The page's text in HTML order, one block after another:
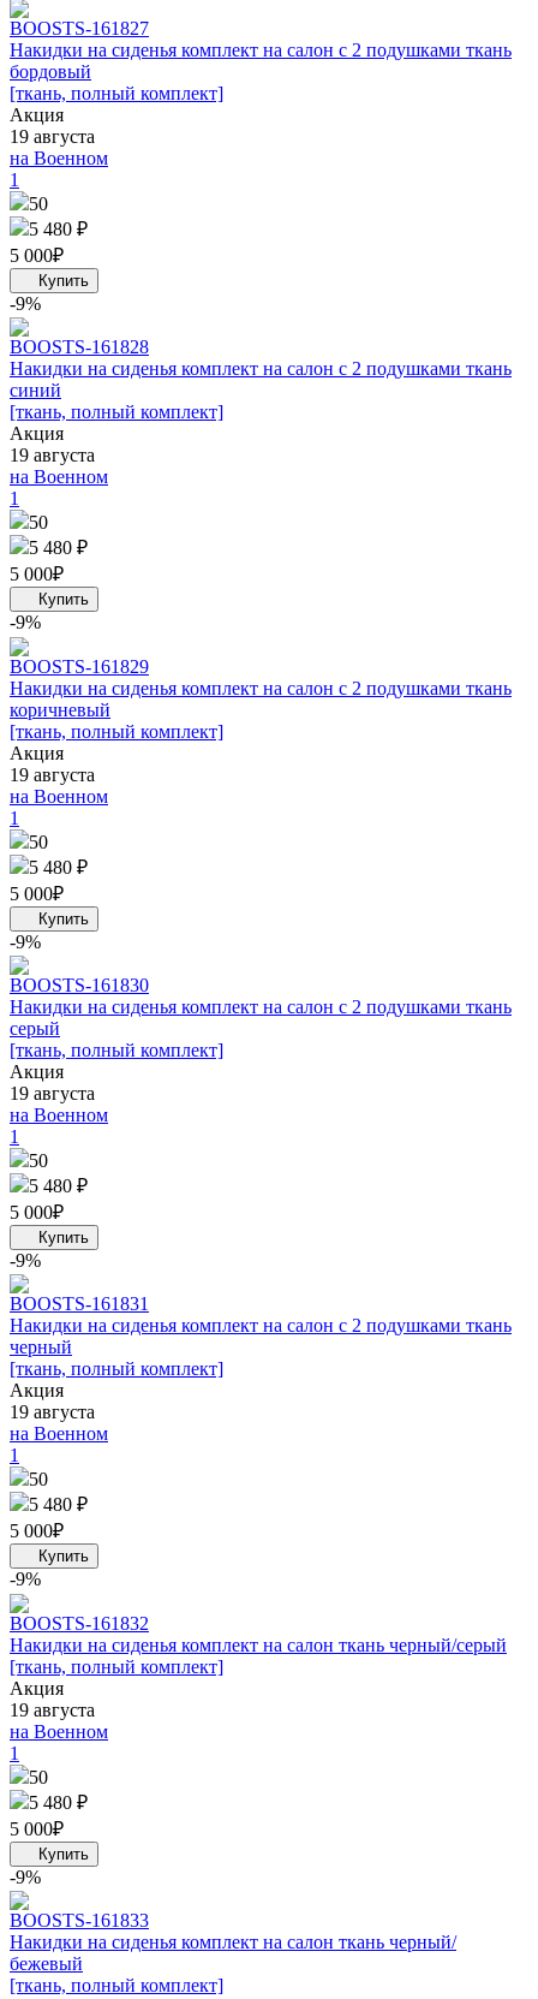
BOOSTS-161827
Накидки на сиденья комплект на салон с 2 подушками ткань
бордовый
[ткань, полный комплект]
Акция
19 августа
на Военном
1
50
5 480 ₽
5 000₽
-9%
BOOSTS-161828
Накидки на сиденья комплект на салон с 2 подушками ткань
синий
[ткань, полный комплект]
Акция
19 августа
на Военном
1
50
5 480 ₽
5 000₽
-9%
BOOSTS-161829
Накидки на сиденья комплект на салон с 2 подушками ткань
коричневый
[ткань, полный комплект]
Акция
19 августа
на Военном
1
50
5 480 ₽
5 000₽
-9%
BOOSTS-161830
Накидки на сиденья комплект на салон с 2 подушками ткань
серый
[ткань, полный комплект]
Акция
19 августа
на Военном
1
50
5 480 ₽
5 000₽
-9%
BOOSTS-161831
Накидки на сиденья комплект на салон с 2 подушками ткань
черный
[ткань, полный комплект]
Акция
19 августа
на Военном
1
50
5 480 ₽
5 000₽
-9%
BOOSTS-161832
Накидки на сиденья комплект на салон ткань черный/серый
[ткань, полный комплект]
Акция
19 августа
на Военном
1
50
5 480 ₽
5 000₽
-9%
BOOSTS-161833
Накидки на сиденья комплект на салон ткань черный/
бежевый
[ткань, полный комплект]